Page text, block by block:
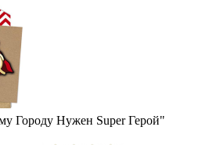
Городу Нужен Super Герой"